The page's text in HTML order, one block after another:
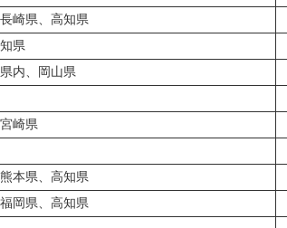
崎県、高知県
県
内、岡山県
崎県
本県、高知県
岡県、高知県